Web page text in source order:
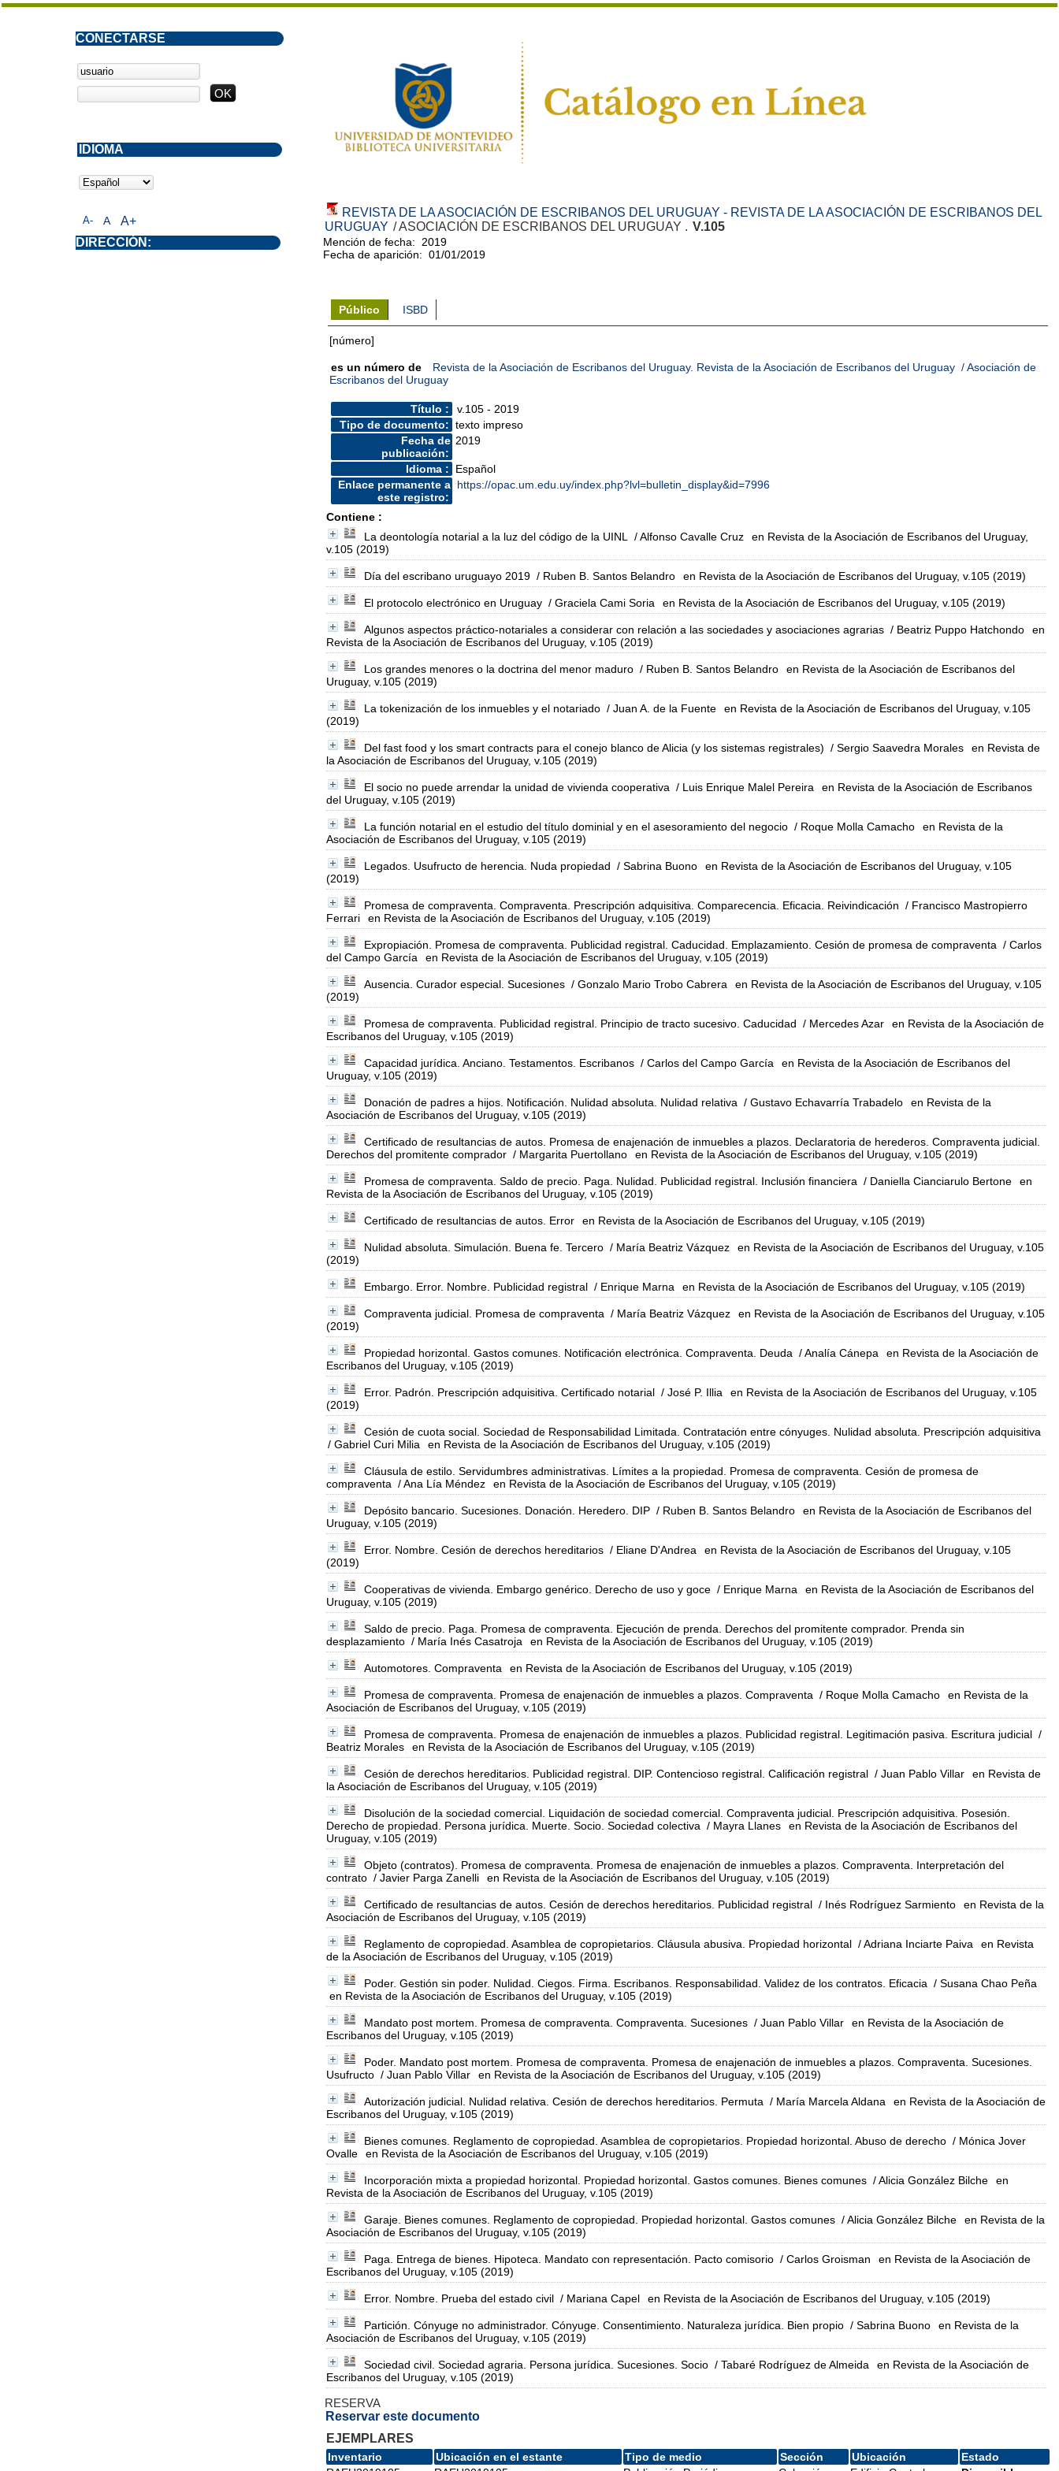
REVISTA DE LA ASOCIACIÓN DE ESCRIBANOS DEL URUGUAY - REVISTA DE LA ASOCIACIÓN DE ESCRIBANOS DEL
URUGUAY / ASOCIACIÓN DE ESCRIBANOS DEL URUGUAY . V.105
Mención de fecha: 2019
Fecha de aparición: 01/01/2019
Público ISBD
[número]
es un número de Revista de la Asociación de Escribanos del Uruguay. Revista de la Asociación de Escribanos del Uruguay / Asociación de
Escribanos del Uruguay
Título :
v.105 - 2019
Tipo de documento: texto impreso
Fecha de
publicación:
2019
Idioma :
Español
Enlace permanente a
este registro:
https://opac.um.edu.uy/index.php?lvl=bulletin_display&id=7996
Contiene :
La deontología notarial a la luz del código de la UINL
/ Alfonso Cavalle Cruz
en Revista de la Asociación de Escribanos del Uruguay,
v.105 (2019)
Día del escribano uruguayo 2019 / Ruben B. Santos Belandro en Revista de la Asociación de Escribanos del Uruguay, v.105 (2019)
El protocolo electrónico en Uruguay / Graciela Cami Soria en Revista de la Asociación de Escribanos del Uruguay, v.105 (2019)
Algunos aspectos práctico-notariales a considerar con relación a las sociedades y asociaciones agrarias / Beatriz Puppo Hatchondo
en
Revista de la Asociación de Escribanos del Uruguay, v.105 (2019)
Los grandes menores o la doctrina del menor maduro / Ruben B. Santos Belandro
en Revista de la Asociación de Escribanos del
Uruguay, v.105 (2019)
La tokenización de los inmuebles y el notariado / Juan A. de la Fuente
en Revista de la Asociación de Escribanos del Uruguay, v.105
(2019)
Del fast food y los smart contracts para el conejo blanco de Alicia (y los sistemas registrales) / Sergio Saavedra Morales
en Revista de
la Asociación de Escribanos del Uruguay, v.105 (2019)
El socio no puede arrendar la unidad de vivienda cooperativa / Luis Enrique Malel Pereira
en Revista de la Asociación de Escribanos
del Uruguay, v.105 (2019)
La función notarial en el estudio del título dominial y en el asesoramiento del negocio / Roque Molla Camacho
en Revista de la
Asociación de Escribanos del Uruguay, v.105 (2019)
Legados. Usufructo de herencia. Nuda propiedad / Sabrina Buono
en Revista de la Asociación de Escribanos del Uruguay, v.105
(2019)
Promesa de compraventa. Compraventa. Prescripción adquisitiva. Comparecencia. Eficacia. Reivindicación / Francisco Mastropierro
Ferrari
en Revista de la Asociación de Escribanos del Uruguay, v.105 (2019)
Expropiación. Promesa de compraventa. Publicidad registral. Caducidad. Emplazamiento. Cesión de promesa de compraventa / Carlos
del Campo García
en Revista de la Asociación de Escribanos del Uruguay, v.105 (2019)
Ausencia. Curador especial. Sucesiones / Gonzalo Mario Trobo Cabrera
en Revista de la Asociación de Escribanos del Uruguay, v.105
(2019)
Promesa de compraventa. Publicidad registral. Principio de tracto sucesivo. Caducidad / Mercedes Azar
en Revista de la Asociación de
Escribanos del Uruguay, v.105 (2019)
Capacidad jurídica. Anciano. Testamentos. Escribanos / Carlos del Campo García
en Revista de la Asociación de Escribanos del
Uruguay, v.105 (2019)
Donación de padres a hijos. Notificación. Nulidad absoluta. Nulidad relativa / Gustavo Echavarría Trabadelo
en Revista de la
Asociación de Escribanos del Uruguay, v.105 (2019)
Certificado de resultancias de autos. Promesa de enajenación de inmuebles a plazos. Declaratoria de herederos. Compraventa judicial.
Derechos del promitente comprador / Margarita Puertollano en Revista de la Asociación de Escribanos del Uruguay, v.105 (2019)
Promesa de compraventa. Saldo de precio. Paga. Nulidad. Publicidad registral. Inclusión financiera / Daniella Cianciarulo Bertone
en
Revista de la Asociación de Escribanos del Uruguay, v.105 (2019)
Certificado de resultancias de autos. Error en Revista de la Asociación de Escribanos del Uruguay, v.105 (2019)
Nulidad absoluta. Simulación. Buena fe. Tercero / María Beatriz Vázquez
en Revista de la Asociación de Escribanos del Uruguay, v.105
(2019)
Embargo. Error. Nombre. Publicidad registral / Enrique Marna en Revista de la Asociación de Escribanos del Uruguay, v.105 (2019)
Compraventa judicial. Promesa de compraventa / María Beatriz Vázquez
en Revista de la Asociación de Escribanos del Uruguay, v.105
(2019)
Propiedad horizontal. Gastos comunes. Notificación electrónica. Compraventa. Deuda / Analía Cánepa
en Revista de la Asociación de
Escribanos del Uruguay, v.105 (2019)
Error. Padrón. Prescripción adquisitiva. Certificado notarial / José P. Illia
en Revista de la Asociación de Escribanos del Uruguay, v.105
(2019)
Cesión de cuota social. Sociedad de Responsabilidad Limitada. Contratación entre cónyuges. Nulidad absoluta. Prescripción adquisitiva
/ Gabriel Curi Milia
en Revista de la Asociación de Escribanos del Uruguay, v.105 (2019)
Cláusula de estilo. Servidumbres administrativas. Límites a la propiedad. Promesa de compraventa. Cesión de promesa de
compraventa / Ana Lía Méndez en Revista de la Asociación de Escribanos del Uruguay, v.105 (2019)
Depósito bancario. Sucesiones. Donación. Heredero. DIP / Ruben B. Santos Belandro
en Revista de la Asociación de Escribanos del
Uruguay, v.105 (2019)
Error. Nombre. Cesión de derechos hereditarios / Eliane D'Andrea
en Revista de la Asociación de Escribanos del Uruguay, v.105
(2019)
Cooperativas de vivienda. Embargo genérico. Derecho de uso y goce / Enrique Marna
en Revista de la Asociación de Escribanos del
Uruguay, v.105 (2019)
Saldo de precio. Paga. Promesa de compraventa. Ejecución de prenda. Derechos del promitente comprador. Prenda sin
desplazamiento / María Inés Casatroja en Revista de la Asociación de Escribanos del Uruguay, v.105 (2019)
Automotores. Compraventa en Revista de la Asociación de Escribanos del Uruguay, v.105 (2019)
Promesa de compraventa. Promesa de enajenación de inmuebles a plazos. Compraventa / Roque Molla Camacho
en Revista de la
Asociación de Escribanos del Uruguay, v.105 (2019)
Promesa de compraventa. Promesa de enajenación de inmuebles a plazos. Publicidad registral. Legitimación pasiva. Escritura judicial /
Beatriz Morales
en Revista de la Asociación de Escribanos del Uruguay, v.105 (2019)
Cesión de derechos hereditarios. Publicidad registral. DIP. Contencioso registral. Calificación registral / Juan Pablo Villar
en Revista de
la Asociación de Escribanos del Uruguay, v.105 (2019)
Disolución de la sociedad comercial. Liquidación de sociedad comercial. Compraventa judicial. Prescripción adquisitiva. Posesión.
Derecho de propiedad. Persona jurídica. Muerte. Socio. Sociedad colectiva / Mayra Llanes
en Revista de la Asociación de Escribanos del
Uruguay, v.105 (2019)
Objeto (contratos). Promesa de compraventa. Promesa de enajenación de inmuebles a plazos. Compraventa. Interpretación del
contrato / Javier Parga Zanelli en Revista de la Asociación de Escribanos del Uruguay, v.105 (2019)
Certificado de resultancias de autos. Cesión de derechos hereditarios. Publicidad registral / Inés Rodríguez Sarmiento
en Revista de la
Asociación de Escribanos del Uruguay, v.105 (2019)
Reglamento de copropiedad. Asamblea de copropietarios. Cláusula abusiva. Propiedad horizontal / Adriana Inciarte Paiva
en Revista
de la Asociación de Escribanos del Uruguay, v.105 (2019)
Poder. Gestión sin poder. Nulidad. Ciegos. Firma. Escribanos. Responsabilidad. Validez de los contratos. Eficacia / Susana Chao Peña
en Revista de la Asociación de Escribanos del Uruguay, v.105 (2019)
Mandato post mortem. Promesa de compraventa. Compraventa. Sucesiones / Juan Pablo Villar
en Revista de la Asociación de
Escribanos del Uruguay, v.105 (2019)
Poder. Mandato post mortem. Promesa de compraventa. Promesa de enajenación de inmuebles a plazos. Compraventa. Sucesiones.
Usufructo / Juan Pablo Villar en Revista de la Asociación de Escribanos del Uruguay, v.105 (2019)
Autorización judicial. Nulidad relativa. Cesión de derechos hereditarios. Permuta / María Marcela Aldana
en Revista de la Asociación de
Escribanos del Uruguay, v.105 (2019)
Bienes comunes. Reglamento de copropiedad. Asamblea de copropietarios. Propiedad horizontal. Abuso de derecho / Mónica Jover
Ovalle
en Revista de la Asociación de Escribanos del Uruguay, v.105 (2019)
Incorporación mixta a propiedad horizontal. Propiedad horizontal. Gastos comunes. Bienes comunes / Alicia González Bilche
en
Revista de la Asociación de Escribanos del Uruguay, v.105 (2019)
Garaje. Bienes comunes. Reglamento de copropiedad. Propiedad horizontal. Gastos comunes / Alicia González Bilche
en Revista de la
Asociación de Escribanos del Uruguay, v.105 (2019)
Paga. Entrega de bienes. Hipoteca. Mandato con representación. Pacto comisorio / Carlos Groisman
en Revista de la Asociación de
Escribanos del Uruguay, v.105 (2019)
Error. Nombre. Prueba del estado civil / Mariana Capel en Revista de la Asociación de Escribanos del Uruguay, v.105 (2019)
Partición. Cónyuge no administrador. Cónyuge. Consentimiento. Naturaleza jurídica. Bien propio / Sabrina Buono
en Revista de la
Asociación de Escribanos del Uruguay, v.105 (2019)
Sociedad civil. Sociedad agraria. Persona jurídica. Sucesiones. Socio / Tabaré Rodríguez de Almeida
en Revista de la Asociación de
Escribanos del Uruguay, v.105 (2019)
RESERVA
Reservar este documento
EJEMPLARES
Inventario Ubicación en el estante Tipo de medio Sección Ubicación
Estado
A- A A+
CONECTARSE
DIRECCIÓN:
IDIOMA